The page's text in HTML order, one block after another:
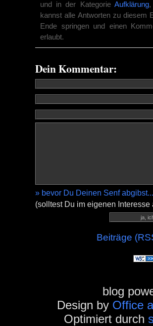
und in der Kategorie Aufklärung
kannst alle Antworten zu diesem
Ende springen und einen
erlaubt.
Dein Kommentar:
» bevor Du Deinen Senf abgibst...
(solltest Du im eigenen
Beiträge
blog
Design by Office
Optimiert durch